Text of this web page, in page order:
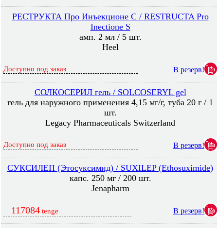
РЕСТРУКТА Про Инъекционе С / RESTRUCTA Pro
Inectione S
амп. 2 мл / 5 шт.
Heel
Доступно под заказ В резерв!
СОЛКОСЕРИЛ гель / SOLCOSERYL gel
гель для наружного применения 4,15 мг/г, туба 20 г / 1
шт.
Legacy Pharmaceuticals Switzerland
Доступно под заказ В резерв!
СУКСИЛЕП (Этосуксимид) / SUXILEP (Ethosuximide)
капс. 250 мг / 200 шт.
Jenapharm
117084 tenge В резерв!